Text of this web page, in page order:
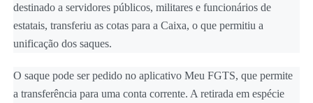
destinado a servidores públicos, militares e funcionários de
estatais, transferiu as cotas para a Caixa, o que permitiu a
unificação dos saques.
O saque pode ser pedido no aplicativo Meu FGTS, que permite
a transferência para uma conta corrente. A retirada em espécie